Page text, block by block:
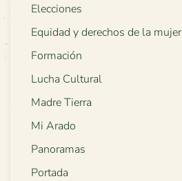
Elecciones
Equidad y derechos de la mujer
Formación
Lucha Cultural
Madre Tierra
Mi Arado
Panoramas
Portada